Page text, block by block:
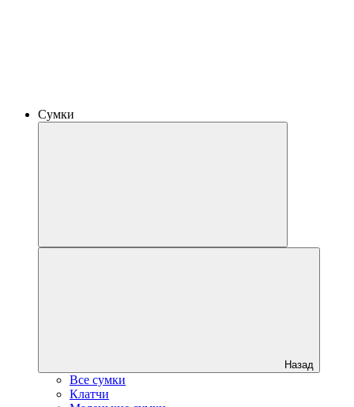
Сумки
Назад
Все сумки
Клатчи